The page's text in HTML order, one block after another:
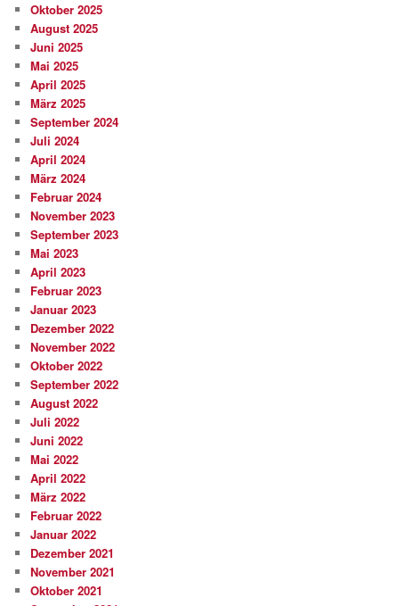
Oktober 2025
August 2025
Juni 2025
Mai 2025
April 2025
März 2025
September 2024
Juli 2024
April 2024
März 2024
Februar 2024
November 2023
September 2023
Mai 2023
April 2023
Februar 2023
Januar 2023
Dezember 2022
November 2022
Oktober 2022
September 2022
August 2022
Juli 2022
Juni 2022
Mai 2022
April 2022
März 2022
Februar 2022
Januar 2022
Dezember 2021
November 2021
Oktober 2021